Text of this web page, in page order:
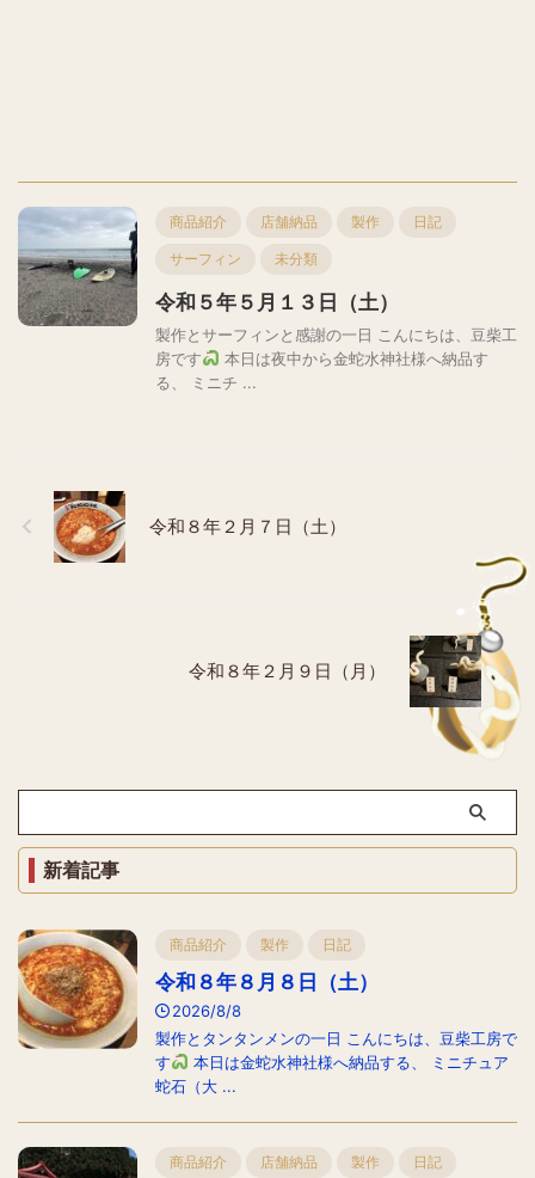
商品紹介 店舗納品 製作 日記
サーフィン 未分類
令和５年５月１３日（土）
製作とサーフィンと感謝の一日 こんにちは、豆柴工
房です
本日は夜中から金蛇水神社様へ納品す
る、 ミニチ ...
令和８年２月７日（土）
令和８年２月９日（月）
新着記事
商品紹介 製作 日記
令和８年８月８日（土）
2026/8/8
製作とタンタンメンの一日 こんにちは、豆柴工房で
す
本日は金蛇水神社様へ納品する、 ミニチュア
蛇石（大 ...
商品紹介 店舗納品 製作 日記